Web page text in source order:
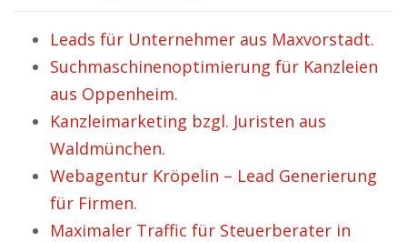
Leads für Unternehmer aus Maxvorstadt.
Suchmaschinenoptimierung für Kanzleien
aus Oppenheim.
Kanzleimarketing bzgl. Juristen aus
Waldmünchen.
Webagentur Kröpelin – Lead Generierung
für Firmen.
Maximaler Traffic für Steuerberater in